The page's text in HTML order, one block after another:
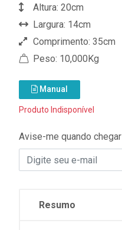
Altura: 20cm
Largura: 14cm
Comprimento: 35cm
Peso: 10,000Kg
Manual
Produto Indisponível
Avise-me quando chegar
Resumo